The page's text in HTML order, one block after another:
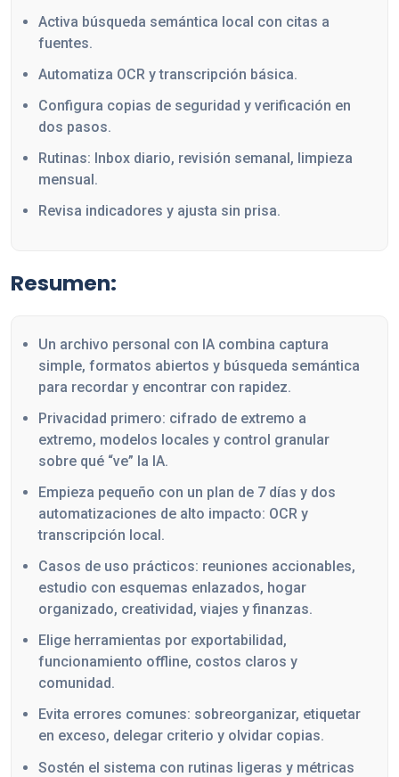
Activa búsqueda semántica local con citas a
fuentes.
Automatiza OCR y transcripción básica.
Configura copias de seguridad y verificación en
dos pasos.
Rutinas: Inbox diario, revisión semanal, limpieza
mensual.
Revisa indicadores y ajusta sin prisa.
Resumen:
Un archivo personal con IA combina captura
simple, formatos abiertos y búsqueda semántica
para recordar y encontrar con rapidez.
Privacidad primero: cifrado de extremo a
extremo, modelos locales y control granular
sobre qué “ve” la IA.
Empieza pequeño con un plan de 7 días y dos
automatizaciones de alto impacto: OCR y
transcripción local.
Casos de uso prácticos: reuniones accionables,
estudio con esquemas enlazados, hogar
organizado, creatividad, viajes y finanzas.
Elige herramientas por exportabilidad,
funcionamiento offline, costos claros y
comunidad.
Evita errores comunes: sobreorganizar, etiquetar
en exceso, delegar criterio y olvidar copias.
Sostén el sistema con rutinas ligeras y métricas